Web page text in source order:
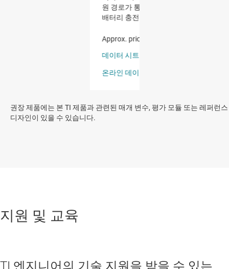
권장 제품에는 본 TI 제품과 관련된 매개 변수, 평가 모듈 또는 레퍼런스
디자인이 있을 수 있습니다.
지원 및 교육
TI 엔지니어의 기술 지원을 받을 수 있는